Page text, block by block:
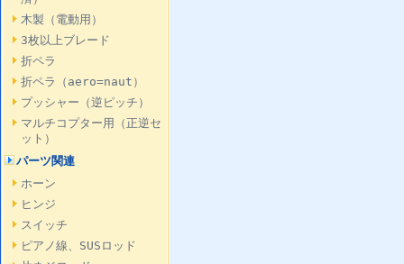
木製（電動用）
3枚以上ブレード
折ペラ
折ペラ（aero=naut）
プッシャー（逆ピッチ）
マルチコプター用（正逆セ
ット）
パーツ関連
ホーン
ヒンジ
スイッチ
ピアノ線、SUSロッド